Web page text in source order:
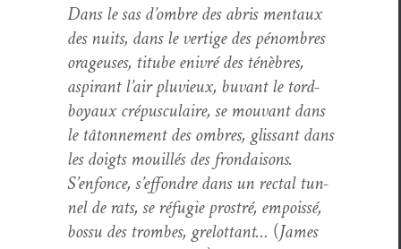
Dans le sas d’ombre des abris men­taux
des nuits, dans le ver­tige des pénom­bres
orageuses, titube enivré des ténèbres,
aspi­rant l’air plu­vieux, buvant le tord-
boy­aux cré­pus­cu­laire, se mou­vant dans
le tâton­nement des ombres, glis­sant dans
les doigts mouil­lés des frondaisons.
S’enfonce, s’effondre dans un rec­tal tun­
nel de rats, se réfugie prostré, empois­sé,
bossu des trombes, grelot­tant… (James